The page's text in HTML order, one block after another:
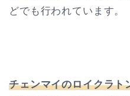
どでも行われています。
チェンマイのロイクラト